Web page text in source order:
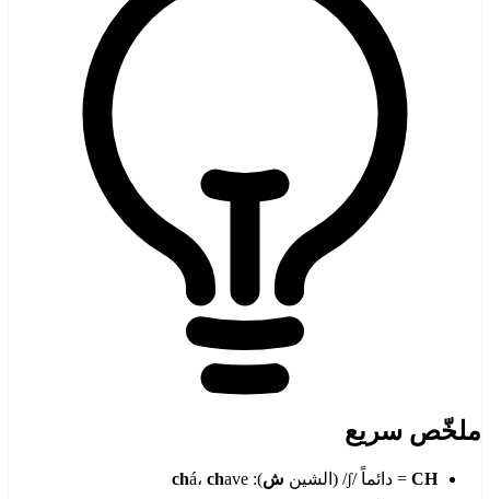
ملخّص سريع
CH = دائماً /ʃ/ (الشين ش):
chá، chave